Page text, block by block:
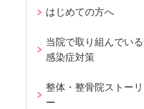
はじめての方へ
当院で取り組んでいる
感染症対策
整体・整骨院ストーリ
ー